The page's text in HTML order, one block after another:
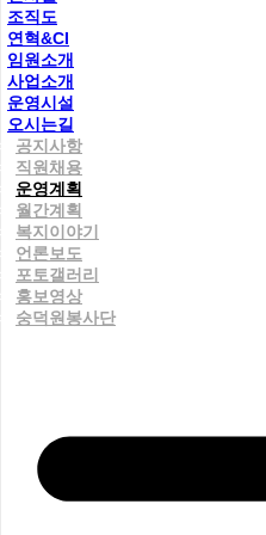
조직도
연혁&CI
임원소개
사업소개
운영시설
오시는길
공지사항
직원채용
운영계획
월간계획
복지이야기
언론보도
포토갤러리
홍보영상
숭덕원봉사단